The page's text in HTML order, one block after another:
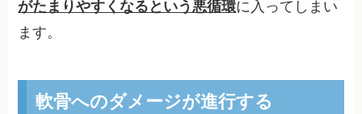
がたまりやすくなるという悪循環に入ってしまい
ます。
軟骨へのダメージが進行する